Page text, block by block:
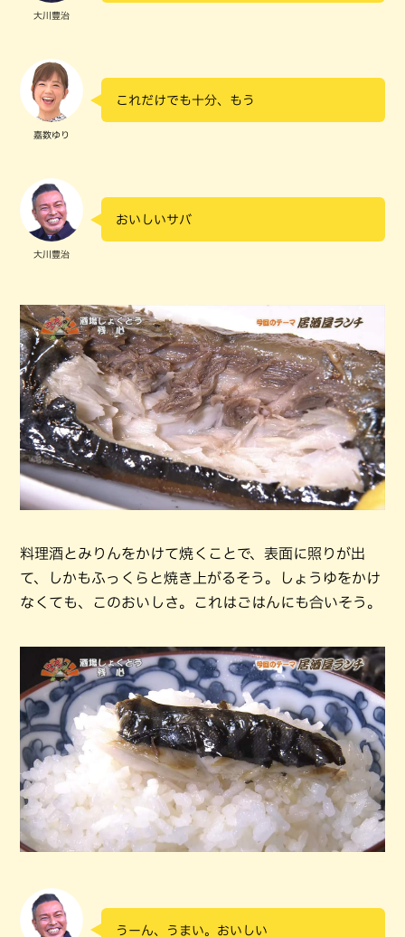
大川豊治
嘉数ゆり
これだけでも十分、もう
大川豊治
おいしいサバ
料理酒とみりんをかけて焼くことで、表面に照りが出
て、しかもふっくらと焼き上がるそう。しょうゆをかけ
なくても、このおいしさ。これはごはんにも合いそう。
うーん、うまい。おいしい